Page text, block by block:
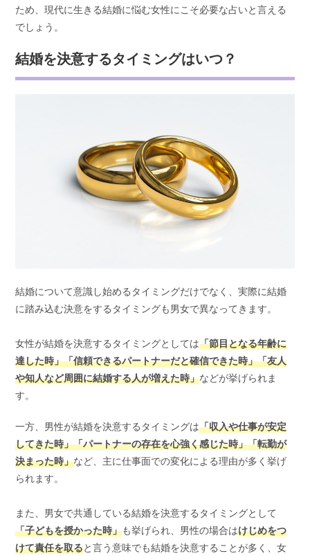
ため、現代に生きる結婚に悩む女性にこそ必要な占いと言える
でしょう。
結婚を決意するタイミングはいつ？
結婚について意識し始めるタイミングだけでなく、実際に結婚
に踏み込む決意をするタイミングも男女で異なってきます。
女性が結婚を決意するタイミングとしては「節目となる年齢に
達した時」「信頼できるパートナーだと確信できた時」「友人
や知人など周囲に結婚する人が増えた時」などが挙げられま
す。
一方、男性が結婚を決意するタイミングは「収入や仕事が安定
してきた時」「パートナーの存在を心強く感じた時」「転勤が
決まった時」など、主に仕事面での変化による理由が多く挙げ
られます。
また、男女で共通している結婚を決意するタイミングとして
「子どもを授かった時」も挙げられ、男性の場合はけじめをつ
けて責任を取ると言う意味でも結婚を決意することが多く、女